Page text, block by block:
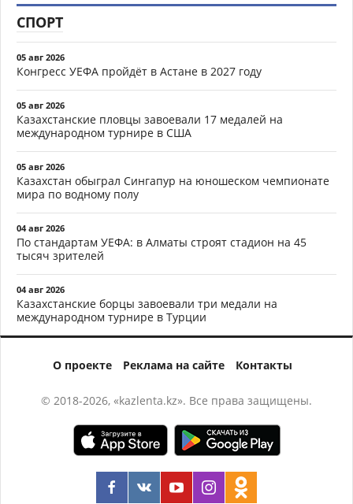
СПОРТ
05 авг 2026
Конгресс УЕФА пройдёт в Астане в 2027 году
05 авг 2026
Казахстанские пловцы завоевали 17 медалей на
международном турнире в США
05 авг 2026
Казахстан обыграл Сингапур на юношеском чемпионате
мира по водному полу
04 авг 2026
По стандартам УЕФА: в Алматы строят стадион на 45
тысяч зрителей
04 авг 2026
Казахстанские борцы завоевали три медали на
международном турнире в Турции
О проекте Реклама на сайте Контакты
© 2018-2026, «kazlenta.kz». Все права защищены.